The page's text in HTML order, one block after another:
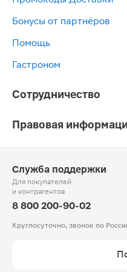
Бонусы от партнёров
Помощь
Гастроном
Сотрудничество
Правовая
Служба поддержки
Для покупателей
и контрагентов
8 800 200-90-02
Круглосуточно, звонок по